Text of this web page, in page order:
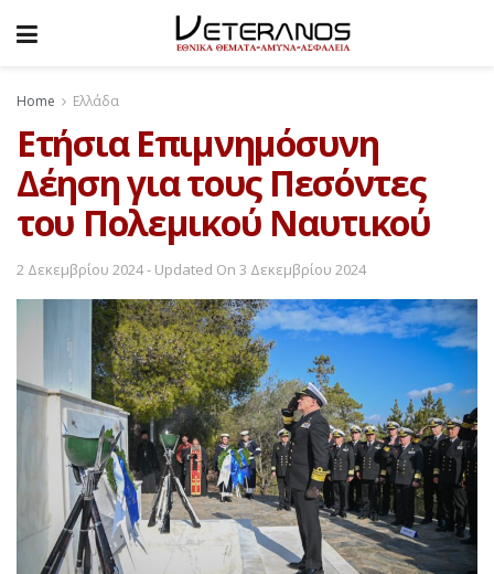
Home Ελλάδα
Ετήσια Επιμνημόσυνη
Δέηση για τους Πεσόντες
του Πολεμικού Ναυτικού
2 Δεκεμβρίου 2024 - Updated On 3 Δεκεμβρίου 2024